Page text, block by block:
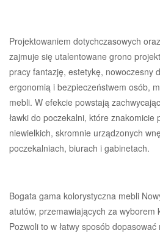
Projektowaniem dotychczasowych
zajmuje się utalentowane grono
pracy fantazję, estetykę, nowoczesny
ergonomią i bezpieczeństwem osób,
mebli. W efekcie powstają
ławki do poczekalni, które znakomicie
niewielkich, skromnie urządzonych
poczekalniach, biurach i gabinetach.
Bogata gama kolorystyczna mebli
atutów, przemawiających za wyborem
Pozwoli to w łatwy sposób